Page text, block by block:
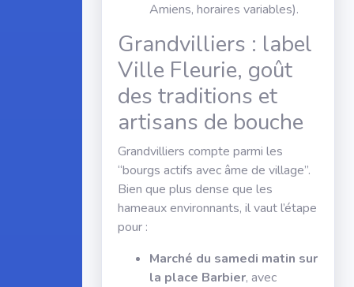
Amiens, horaires variables).
Grandvilliers : label
Ville Fleurie, goût
des traditions et
artisans de bouche
Grandvilliers compte parmi les
“bourgs actifs avec âme de village”.
Bien que plus dense que les
hameaux environnants, il vaut l’étape
pour :
Marché du samedi matin sur
la place Barbier, avec